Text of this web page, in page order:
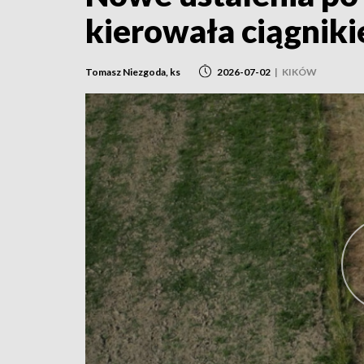
kierowała
Tomasz Niezgoda, ks 2026-07-02 | KIKÓW